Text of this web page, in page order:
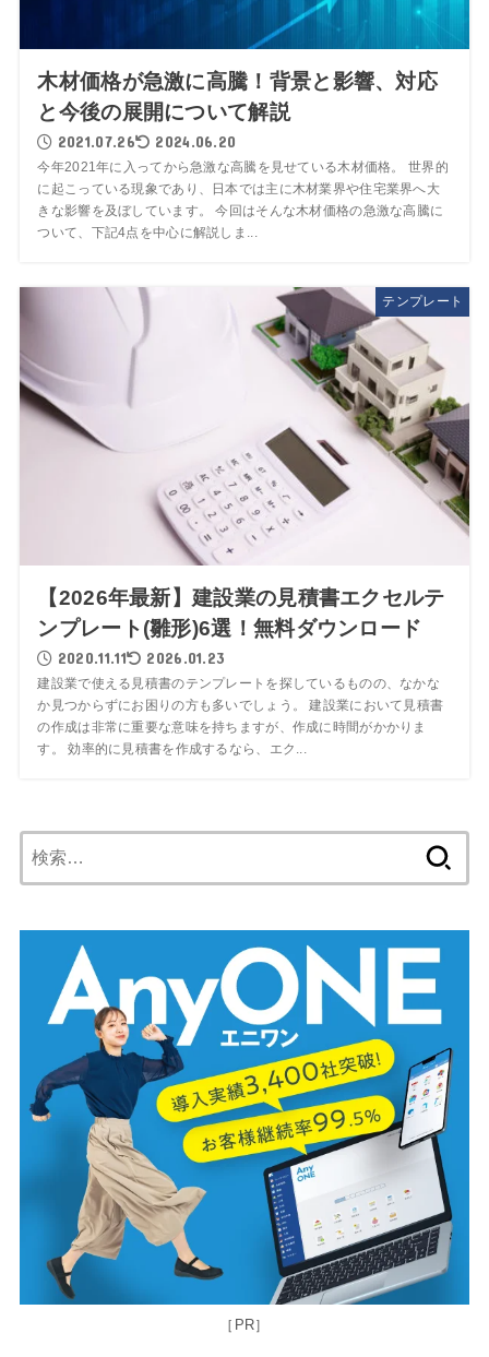
木材価格が急激に高騰！背景と影響、対応
と今後の展開について解説
2021.07.26 2024.06.20
今年2021年に入ってから急激な高騰を見せている木材価格。 世界的
に起こっている現象であり、日本では主に木材業界や住宅業界へ大
きな影響を及ぼしています。 今回はそんな木材価格の急激な高騰に
ついて、下記4点を中心に解説しま...
テンプレート
【2026年最新】建設業の見積書エクセルテ
ンプレート(雛形)6選！無料ダウンロード
2020.11.11 2026.01.23
建設業で使える見積書のテンプレートを探しているものの、なかな
か見つからずにお困りの方も多いでしょう。 建設業において見積書
の作成は非常に重要な意味を持ちますが、作成に時間がかかりま
す。 効率的に見積書を作成するなら、エク...
索:
［PR］